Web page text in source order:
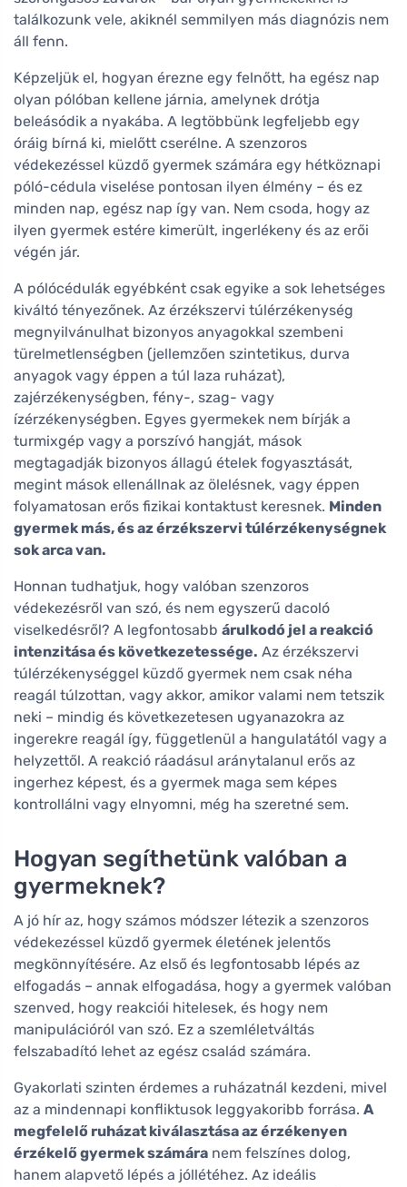
találkozunk vele, akiknél semmilyen más diagnózis nem
áll fenn.
Képzeljük el, hogyan érezne egy felnőtt, ha egész nap
olyan pólóban kellene járnia, amelynek drótja
beleásódik a nyakába. A legtöbbünk legfeljebb egy
óráig bírná ki, mielőtt cserélne. A szenzoros
védekezéssel küzdő gyermek számára egy hétköznapi
póló-cédula viselése pontosan ilyen élmény – és ez
minden nap, egész nap így van. Nem csoda, hogy az
ilyen gyermek estére kimerült, ingerlékeny és az erői
végén jár.
A pólócédulák egyébként csak egyike a sok lehetséges
kiváltó tényezőnek. Az érzékszervi túlérzékenység
megnyilvánulhat bizonyos anyagokkal szembeni
türelmetlenségben (jellemzően szintetikus, durva
anyagok vagy éppen a túl laza ruházat),
zajérzékenységben, fény-, szag- vagy
ízérzékenységben. Egyes gyermekek nem bírják a
turmixgép vagy a porszívó hangját, mások
megtagadják bizonyos állagú ételek fogyasztását,
megint mások ellenállnak az ölelésnek, vagy éppen
folyamatosan erős fizikai kontaktust keresnek. Minden
gyermek más, és az érzékszervi túlérzékenységnek
sok arca van.
Honnan tudhatjuk, hogy valóban szenzoros
védekezésről van szó, és nem egyszerű dacoló
viselkedésről? A legfontosabb árulkodó jel a reakció
intenzitása és következetessége. Az érzékszervi
túlérzékenységgel küzdő gyermek nem csak néha
reagál túlzottan, vagy akkor, amikor valami nem tetszik
neki – mindig és következetesen ugyanazokra az
ingerekre reagál így, függetlenül a hangulatától vagy a
helyzettől. A reakció ráadásul aránytalanul erős az
ingerhez képest, és a gyermek maga sem képes
kontrollálni vagy elnyomni, még ha szeretné sem.
Hogyan segíthetünk valóban a
gyermeknek?
A jó hír az, hogy számos módszer létezik a szenzoros
védekezéssel küzdő gyermek életének jelentős
megkönnyítésére. Az első és legfontosabb lépés az
elfogadás – annak elfogadása, hogy a gyermek valóban
szenved, hogy reakciói hitelesek, és hogy nem
manipulációról van szó. Ez a szemléletváltás
felszabadító lehet az egész család számára.
Gyakorlati szinten érdemes a ruházatnál kezdeni, mivel
az a mindennapi konfliktusok leggyakoribb forrása. A
megfelelő ruházat kiválasztása az érzékenyen
érzékelő gyermek számára nem felszínes dolog,
hanem alapvető lépés a jóllétéhez. Az ideális